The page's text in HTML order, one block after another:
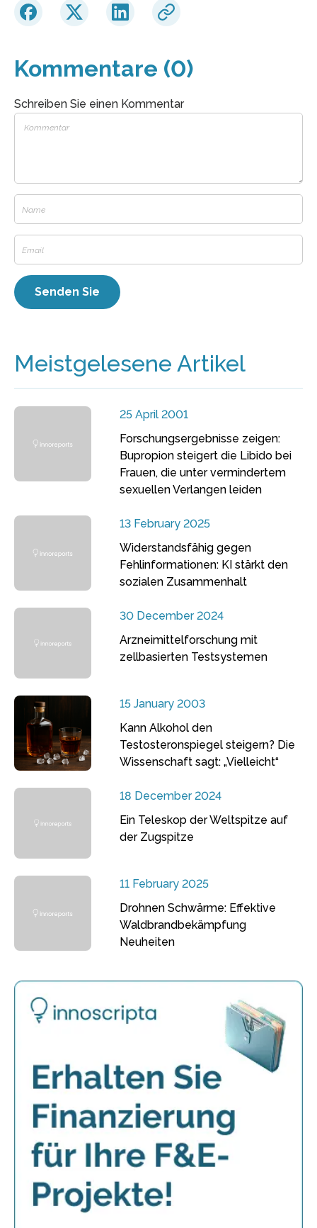
Kommentare (0)
Schreiben Sie einen Kommentar
Meistgelesene Artikel
25 April 2001
Forschungsergebnisse zeigen:
Bupropion steigert die Libido bei
Frauen, die unter vermindertem
sexuellen Verlangen leiden
13 February 2025
Widerstandsfähig gegen
Fehlinformationen: KI stärkt den
sozialen Zusammenhalt
30 December 2024
Arzneimittelforschung mit
zellbasierten Testsystemen
15 January 2003
Kann Alkohol den
Testosteronspiegel steigern? Die
Wissenschaft sagt: „Vielleicht“
18 December 2024
Ein Teleskop der Weltspitze auf
der Zugspitze
11 February 2025
Drohnen Schwärme: Effektive
Waldbrandbekämpfung
Neuheiten